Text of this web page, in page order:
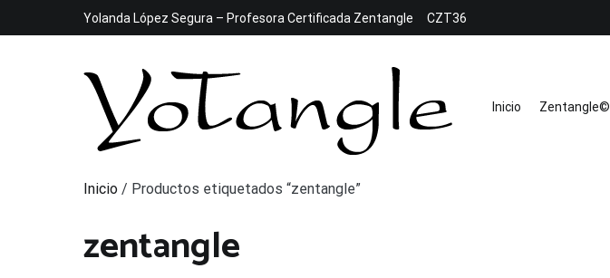
Yolanda López Segura – Profesora Certificada Zentangle CZT36
Yotangle
Inicio Zentangle©
Inicio / Productos etiquetados “zentangle”
zentangle